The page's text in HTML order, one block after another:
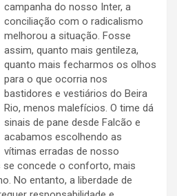
campanha do nosso Inter, a
conciliação com o radicalismo
melhorou a situação. Fosse
assim, quanto mais gentileza,
quanto mais fecharmos os olhos
para o que ocorria nos
bastidores e vestiários do Beira
Rio, menos malefícios. O time dá
sinais de pane desde Falcão e
acabamos escolhendo as
vítimas erradas de nosso
se concede o conforto, mais
No entanto, a liberdade de